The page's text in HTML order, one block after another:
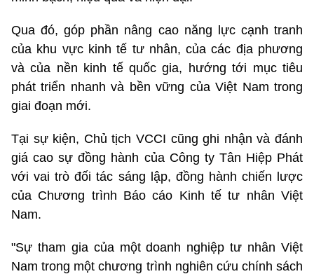
Qua đó, góp phần nâng cao năng lực cạnh tranh
của khu vực kinh tế tư nhân, của các địa phương
và của nền kinh tế quốc gia, hướng tới mục tiêu
phát triển nhanh và bền vững của Việt Nam trong
giai đoạn mới.
Tại sự kiện, Chủ tịch VCCI cũng ghi nhận và đánh
giá cao sự đồng hành của Công ty Tân Hiệp Phát
với vai trò đối tác sáng lập, đồng hành chiến lược
của Chương trình Báo cáo Kinh tế tư nhân Việt
Nam.
"Sự tham gia của một doanh nghiệp tư nhân Việt
Nam trong một chương trình nghiên cứu chính sách